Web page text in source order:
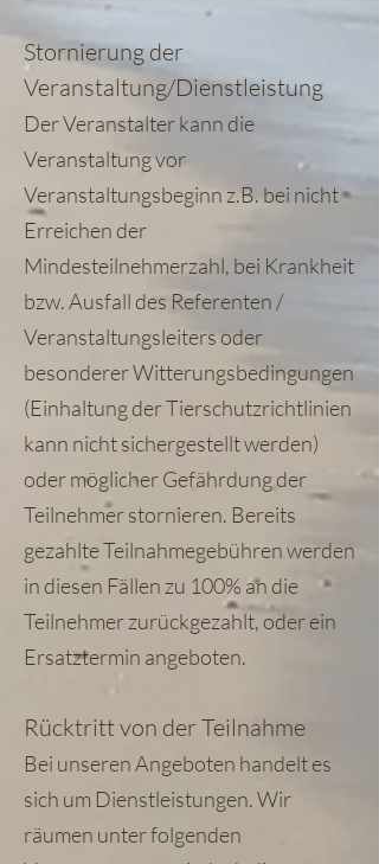
Stornierung der
Veranstaltung/Dienstleistung
Der Veranstalter kann die
Veranstaltung vor
Veranstaltungsbeginn z.B. bei nicht
Erreichen der
Mindesteilnehmerzahl, bei Krankheit
bzw. Ausfall des Referenten /
Veranstaltungsleiters oder
besonderer Witterungsbedingungen
(Einhaltung der Tierschutzrichtlinien
kann nicht sichergestellt werden)
oder möglicher Gefährdung der
Teilnehmer stornieren. Bereits
gezahlte Teilnahmegebühren werden
in diesen Fällen zu 100% an die
Teilnehmer zurückgezahlt, oder ein
Ersatztermin angeboten.
Rücktritt von der Teilnahme
Bei unseren Angeboten handelt es
sich um Dienstleistungen. Wir
räumen unter folgenden